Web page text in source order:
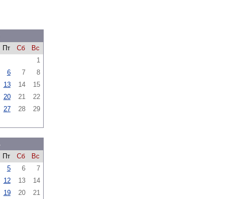
Пт Сб
Вс
1
6 7
8
13 14
15
20 21
22
27 28
29
Пт Сб
Вс
5 6
7
12 13
14
19 20
21